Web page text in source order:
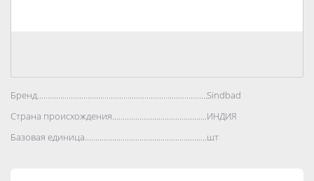
Бренд..................................................................................Sindbad
Страна происхождения..................................................................................
ИНДИЯ
Базовая единица..................................................................................
шт